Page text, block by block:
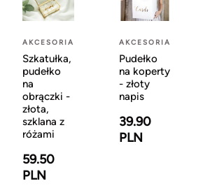
AKCESORIA
Szkatułka,
pudełko
na
obrączki -
złota,
szklana z
różami
59.50
PLN
AKCESORIA
Pudełko
na koperty
- złoty
napis
39.90
PLN